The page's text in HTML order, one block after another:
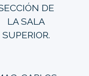
DE
LA SALA
SUPERIOR.